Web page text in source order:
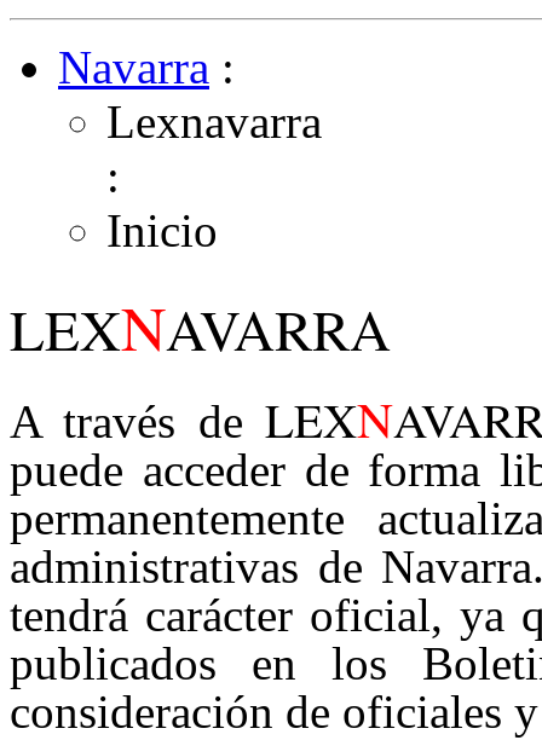
Navarra :
Lexnavarra
:
Inicio
LEXNAVARRA
A través de LEXN
puede acceder de forma
permanentemente
administrativas de
tendrá carácter oficial, ya
publicados en los
consideración de oficiales